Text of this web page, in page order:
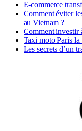
E-commerce
Comment éviter
au Vietnam ?
Comment investir
Taxi moto Paris
Les secrets d’un